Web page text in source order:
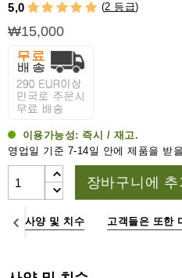
가
습
기
타
시
가
5,0 (2 등급)
₩15,000
이용가능성: 즉시 / 재고.
영업일 기준 7-14일 안에 제품을 받
장바구니에 추
사양 및 치수 고객들은 또한